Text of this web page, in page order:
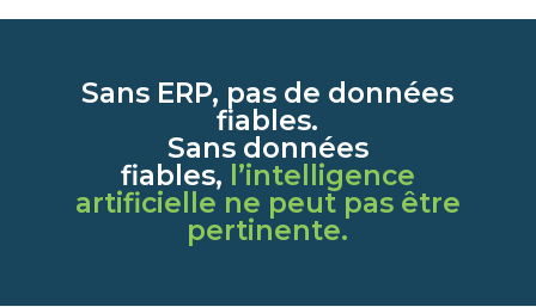
Sans ERP, pas de données
fiables.
Sans données
fiables, l’intelligence
artificielle ne peut pas être
pertinente.